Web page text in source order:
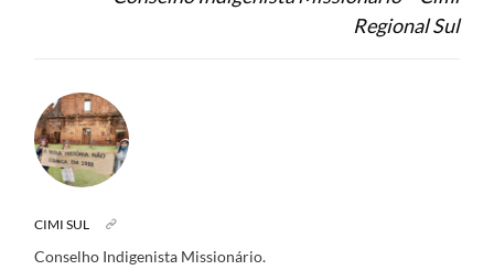
Regional Sul
CIMI SUL
Conselho Indigenista Missionário.